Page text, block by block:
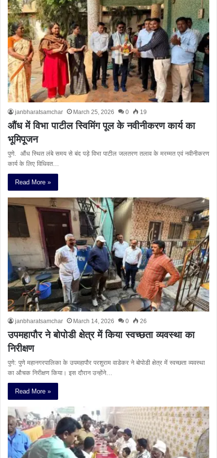
janbharatsamchar March 25, 2026 0 19
औंध में विभा पाटील स्विमिंग पूल के नवीनीकरण कार्य का
भूमिपूजन
पुणे. औंध स्थित लंबे समय से बंद पड़े विभा पाटील जलतरण तलाव के मरम्मत एवं नवीनीकरण
कार्य के लिए विधिवत…
Read More »
janbharatsamchar March 14, 2026 0 26
उपमहापौर ने बोपोडी क्षेत्र में किया स्वच्छता व्यवस्था का
निरीक्षण
पुणे: पुणे महानगरपालिका के उपमहापौर परशुराम वाडेकर ने बोपोडी क्षेत्र में स्वच्छता व्यवस्था
का औचक निरीक्षण किया। इस दौरान उन्होंने…
Read More »